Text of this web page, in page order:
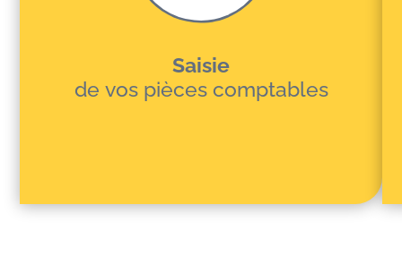
Saisie
de vos pièces comptables